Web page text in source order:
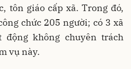
tôn giáo cấp xã. Trong đó,
chức 205 người; có 3 xã
không chuyên trách
vụ này.